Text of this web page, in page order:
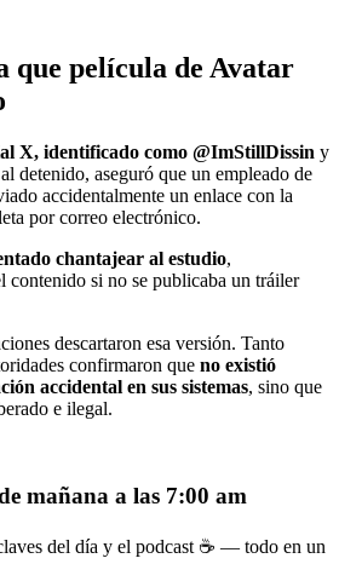
que película de Avatar
X, identificado como @ImStillDissin y
detenido, aseguró que un empleado de
accidentalmente un enlace con la
por correo electrónico.
chantajear al estudio,
contenido si no se publicaba un tráiler
descartaron esa versión. Tanto
confirmaron que no existió
accidental en sus sistemas, sino que
e ilegal.
mañana a las 7:00 am
del día y el podcast ☕ — todo en un